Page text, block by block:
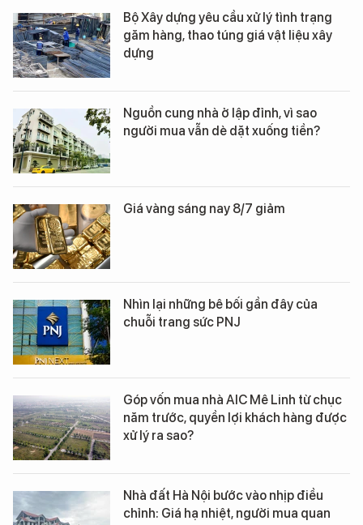
Bộ Xây dựng yêu cầu xử lý tình trạng
găm hàng, thao túng giá vật liệu xây
dựng
Nguồn cung nhà ở lập đỉnh, vì sao
người mua vẫn dè dặt xuống tiền?
Giá vàng sáng nay 8/7 giảm
Nhìn lại những bê bối gần đây của
chuỗi trang sức PNJ
Góp vốn mua nhà AIC Mê Linh từ chục
năm trước, quyền lợi khách hàng được
xử lý ra sao?
Nhà đất Hà Nội bước vào nhịp điều
chỉnh: Giá hạ nhiệt, người mua quan